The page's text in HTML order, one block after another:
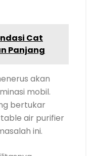
air purifier
HEPA 11
debu,
bakteri dan
kecil.
hanya